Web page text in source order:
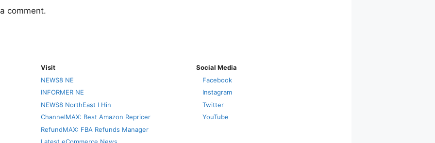
comment.
Visit
NEWS8 NE
INFORMER NE
NEWS8 NorthEast I Hin
ChannelMAX: Best Amazon Repricer
RefundMAX: FBA Refunds Manager
Social Media
Facebook
Instagram
Twitter
YouTube